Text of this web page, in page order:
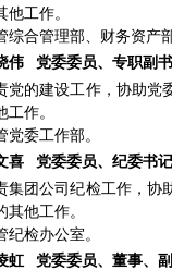
他工作。
综合管理部、 财务资产
伟
党委委员、专职副
党的建设工作，协助党
工作。
党委工作部。
喜
党委委员、纪委书记
集团公司纪检工作， 协
其他工作。
纪检办公室。
虹
党委委员、董事、